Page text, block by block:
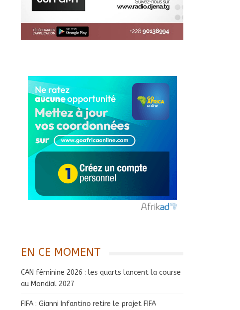
EN CE MOMENT
CAN féminine 2026 : les quarts lancent la course
au Mondial 2027
FIFA : Gianni Infantino retire le projet FIFA